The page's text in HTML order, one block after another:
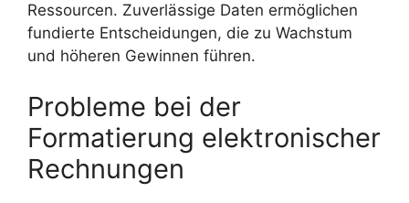
Ressourcen. Zuverlässige Daten ermöglichen
fundierte Entscheidungen, die zu Wachstum
und höheren Gewinnen führen.
Probleme bei der
Formatierung elektronischer
Rechnungen